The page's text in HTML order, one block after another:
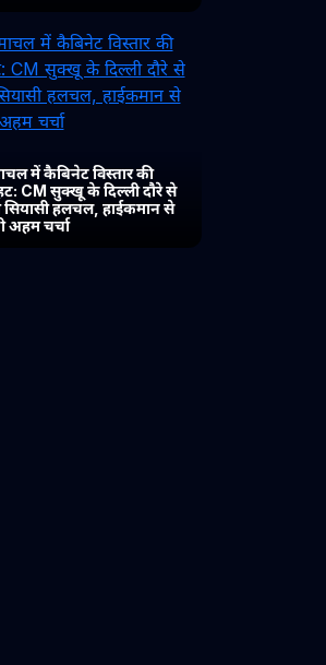
में कैबिनेट विस्तार की
CM सुक्खू के दिल्ली दौरे से
सियासी हलचल, हाईकमान से
अहम चर्चा